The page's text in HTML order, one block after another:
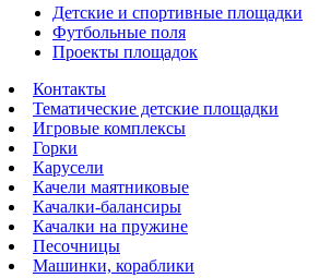
Детские и спортивные площадки
Футбольные поля
Проекты площадок
Контакты
Тематические детские площадки
Игровые комплексы
Горки
Карусели
Качели маятниковые
Качалки-балансиры
Качалки на пружине
Песочницы
Машинки, кораблики